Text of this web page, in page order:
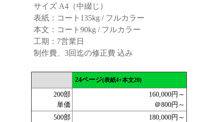
サイズ A4（中綴じ）
表紙：コート135kg / フルカラー
本文：コート90kg / フルカラー
工期：7営業日
制作費、3回迄の修正費 込み
24ページ(表紙4+本文20)
200部
単価
160,000円～
＠800円～
500部
180,000円～